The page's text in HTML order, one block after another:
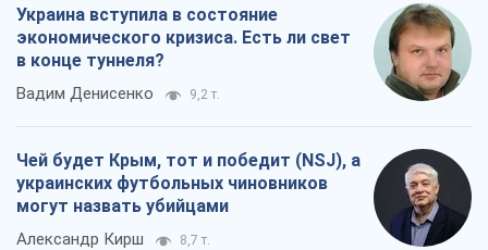
Украина вступила в состояние
экономического кризиса. Есть ли свет
в конце туннеля?
Вадим Денисенко 9,2 т.
Чей будет Крым, тот и победит (NSJ), а
украинских футбольных чиновников
могут назвать убийцами
Александр Кирш 8,7 т.